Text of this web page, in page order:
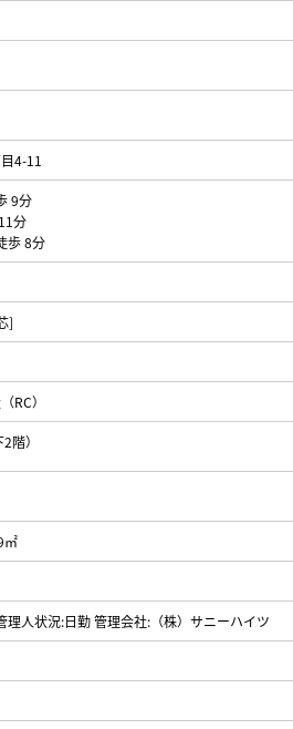
4-11
9分
分
歩 8分
]
RC）
階）
㎡
理人状況:日勤 管理会社:（株）サニーハイツ